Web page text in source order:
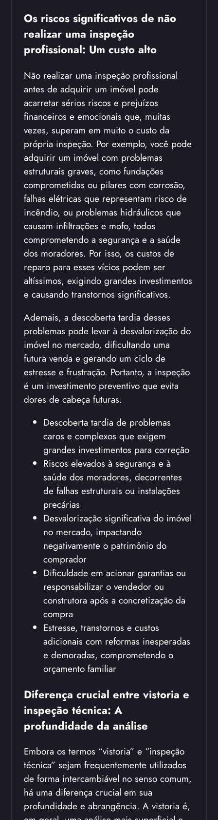
Os riscos significativos de não
realizar uma inspeção
profissional: Um custo alto
Não realizar uma inspeção profissional
antes de adquirir um imóvel pode
acarretar sérios riscos e prejuízos
financeiros e emocionais que, muitas
vezes, superam em muito o custo da
própria inspeção. Por exemplo, você pode
adquirir um imóvel com problemas
estruturais graves, como fundações
comprometidas ou pilares com corrosão,
falhas elétricas que representam risco de
incêndio, ou problemas hidráulicos que
causam infiltrações e mofo, todos
comprometendo a segurança e a saúde
dos moradores. Por isso, os custos de
reparo para esses vícios podem ser
altíssimos, exigindo grandes investimentos
e causando transtornos significativos.
Ademais, a descoberta tardia desses
problemas pode levar à desvalorização do
imóvel no mercado, dificultando uma
futura venda e gerando um ciclo de
estresse e frustração. Portanto, a inspeção
é um investimento preventivo que evita
dores de cabeça futuras.
Descoberta tardia de problemas
caros e complexos que exigem
grandes investimentos para correção
Riscos elevados à segurança e à
saúde dos moradores, decorrentes
de falhas estruturais ou instalações
precárias
Desvalorização significativa do imóvel
no mercado, impactando
negativamente o patrimônio do
comprador
Dificuldade em acionar garantias ou
responsabilizar o vendedor ou
construtora após a concretização da
compra
Estresse, transtornos e custos
adicionais com reformas inesperadas
e demoradas, comprometendo o
orçamento familiar
Diferença crucial entre vistoria e
inspeção técnica: A
profundidade da análise
Embora os termos “vistoria” e “inspeção
técnica” sejam frequentemente utilizados
de forma intercambiável no senso comum,
há uma diferença crucial em sua
profundidade e abrangência. A vistoria é,